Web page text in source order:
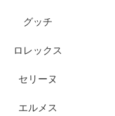
グッチ
ロレックス
セリーヌ
エルメス